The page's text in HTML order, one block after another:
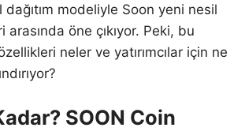
modeliyle Soon yeni nesil
arasında öne çıkıyor. Peki, bu
neler ve yatırımcılar için ne
SOON Coin